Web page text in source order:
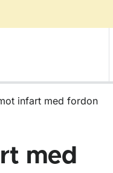
infart med fordon
med